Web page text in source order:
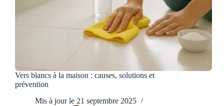
Vers blancs à la maison : causes, solutions et
prévention
Mis à jour le 21 septembre 2025